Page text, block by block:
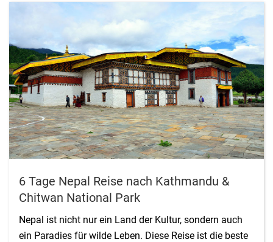
6 Tage Nepal Reise nach Kathmandu &
Chitwan National Park
Nepal ist nicht nur ein Land der Kultur, sondern auch
ein Paradies für wilde Leben. Diese Reise ist die beste